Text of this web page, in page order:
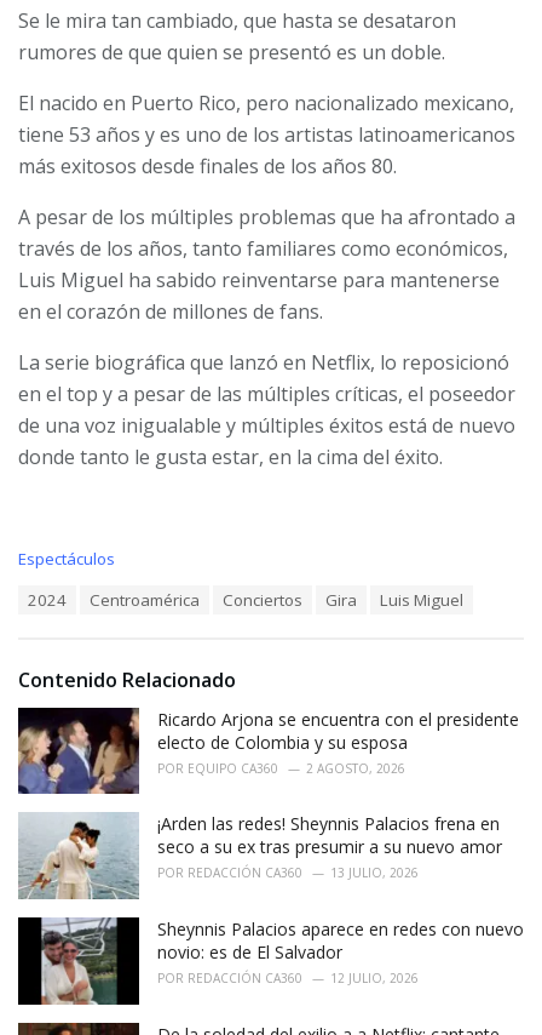
Se le mira tan cambiado, que hasta se desataron
rumores de que quien se presentó es un doble.
El nacido en Puerto Rico, pero nacionalizado mexicano,
tiene 53 años y es uno de los artistas latinoamericanos
más exitosos desde finales de los años 80.
A pesar de los múltiples problemas que ha afrontado a
través de los años, tanto familiares como económicos,
Luis Miguel ha sabido reinventarse para mantenerse
en el corazón de millones de fans.
La serie biográfica que lanzó en Netflix, lo reposicionó
en el top y a pesar de las múltiples críticas, el poseedor
de una voz inigualable y múltiples éxitos está de nuevo
donde tanto le gusta estar, en la cima del éxito.
C
r
i
e
s
:
Espectáculos
:
2024 Centroamérica Conciertos Gira Luis Miguel
Contenido Relacionado
Ricardo Arjona se encuentra con el presidente
electo de Colombia y su esposa
POR EQUIPO CA360 2 AGOSTO, 2026
¡Arden las redes! Sheynnis Palacios frena en
seco a su ex tras presumir a su nuevo amor
POR REDACCIÓN CA360 13 JULIO, 2026
Sheynnis Palacios aparece en redes con nuevo
novio: es de El Salvador
POR REDACCIÓN CA360 12 JULIO, 2026